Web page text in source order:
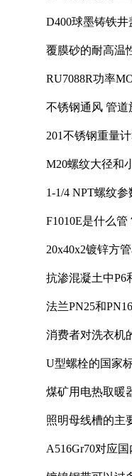
D400球墨铸铁井
覆膜砂的耐高温
RU7088R功率
不锈钢通风 管道
201不锈钢重量
M20螺纹大径和
1-1/4 NPT螺纹
F1010E是什么管
20x40x2镀锌方
抗渗混凝土中P6
法兰PN25和
消费者对洗衣机
U型螺栓的国家
煤矿用电热取暖
照明母线槽的主
A516Gr70对应